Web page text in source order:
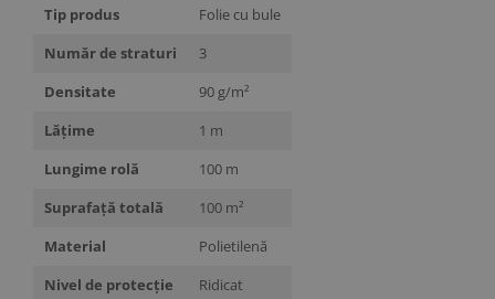
Tip produs
Folie cu bule
Număr de straturi
3
Densitate
90 g/m²
Lățime
1 m
Lungime rolă
100 m
Suprafață totală
100 m²
Material
Polietilenă
Nivel de protecție
Ridicat